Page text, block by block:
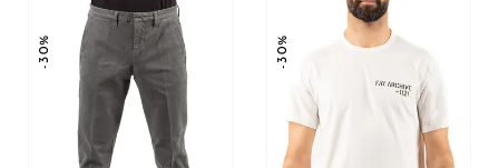
-30% -30%